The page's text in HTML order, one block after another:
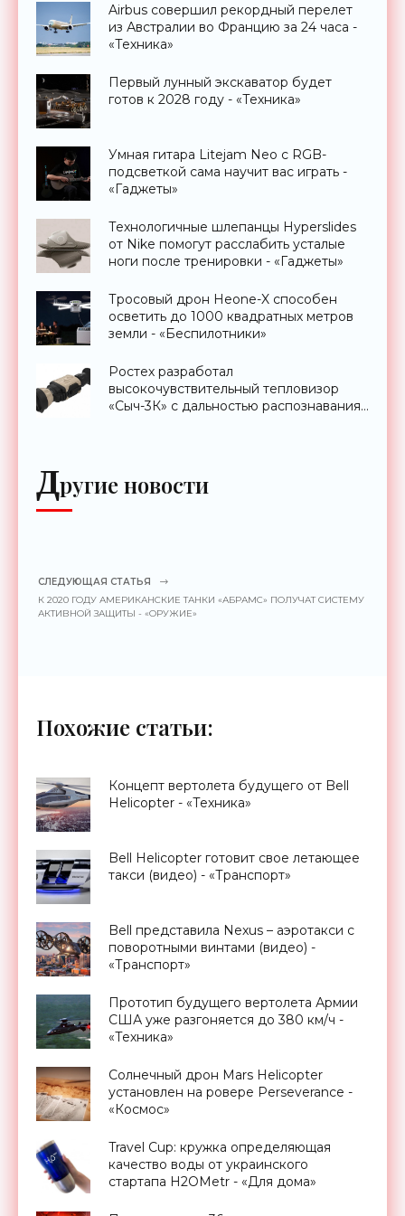
Airbus совершил рекордный перелет
из Австралии во Францию за 24 часа -
«Техника»
Первый лунный экскаватор будет
готов к 2028 году - «Техника»
Умная гитара Litejam Neo с RGB-
подсветкой сама научит вас играть -
«Гаджеты»
Технологичные шлепанцы Hyperslides
от Nike помогут расслабить усталые
ноги после тренировки - «Гаджеты»
Тросовый дрон Heone-X способен
осветить до 1000 квадратных метров
земли - «Беспилотники»
Ростех разработал
высокочувствительный тепловизор
«Сыч-3К» с дальностью распознавания
Другие новости
СЛЕДУЮЩАЯ СТАТЬЯ
К 2020 ГОДУ АМЕРИКАНСКИЕ ТАНКИ «АБРАМС» ПОЛУЧАТ СИСТЕМУ
АКТИВНОЙ ЗАЩИТЫ - «ОРУЖИЕ»
Похожие статьи:
Концепт вертолета будущего от Bell
Helicopter - «Техника»
Bell Helicopter готовит свое летающее
такси (видео) - «Транспорт»
Bell представила Nexus – аэротакси с
поворотными винтами (видео) -
«Транспорт»
Прототип будущего вертолета Армии
США уже разгоняется до 380 км/ч -
«Техника»
Солнечный дрон Mars Helicopter
установлен на ровере Perseverance -
«Космос»
Travel Cup: кружка определяющая
качество воды от украинского
стартапа H2OMetr - «Для дома»